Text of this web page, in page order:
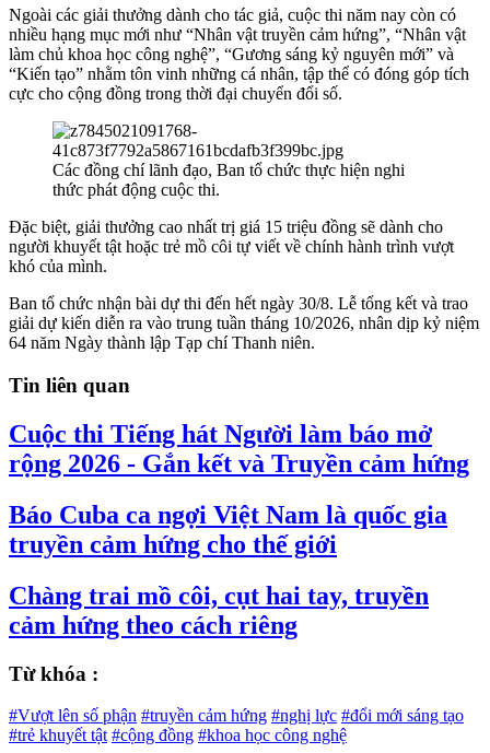
Ngoài các giải thưởng dành cho tác giả, cuộc thi năm nay còn có
nhiều hạng mục mới như “Nhân vật truyền cảm hứng”, “Nhân vật
làm chủ khoa học công nghệ”, “Gương sáng kỷ nguyên mới” và
“Kiến tạo” nhằm tôn vinh những cá nhân, tập thể có đóng góp tích
cực cho cộng đồng trong thời đại chuyển đổi số.
Các đồng chí lãnh đạo, Ban tổ chức thực hiện nghi
thức phát động cuộc thi.
Đặc biệt, giải thưởng cao nhất trị giá 15 triệu đồng sẽ dành cho
người khuyết tật hoặc trẻ mồ côi tự viết về chính hành trình vượt
khó của mình.
Ban tổ chức nhận bài dự thi đến hết ngày 30/8. Lễ tổng kết và trao
giải dự kiến diễn ra vào trung tuần tháng 10/2026, nhân dịp kỷ niệm
64 năm Ngày thành lập Tạp chí Thanh niên.
Tin liên quan
Cuộc thi Tiếng hát Người làm báo mở
rộng 2026 - Gắn kết và Truyền cảm hứng
Báo Cuba ca ngợi Việt Nam là quốc gia
truyền cảm hứng cho thế giới
Chàng trai mồ côi, cụt hai tay, truyền
cảm hứng theo cách riêng
Từ khóa :
#Vượt lên số phận #truyền cảm hứng #nghị lực #đổi mới sáng tạo
#trẻ khuyết tật #cộng đồng #khoa học công nghệ